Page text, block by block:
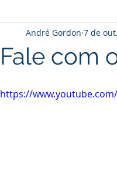
Fale com
André Gordon 7 de
https://www.youtube.com/